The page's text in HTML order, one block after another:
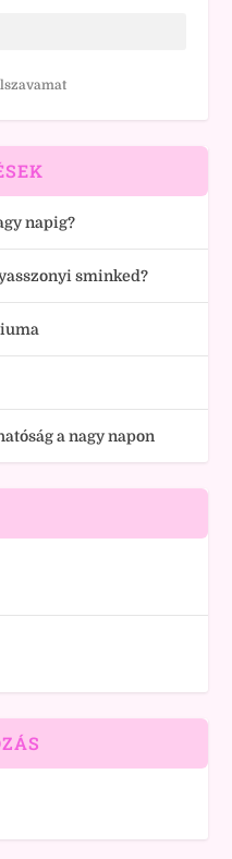
napig?
sminked?
a nagy napon